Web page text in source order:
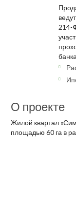
214-
О проекте
Жилой квартал
площадью 60 га в